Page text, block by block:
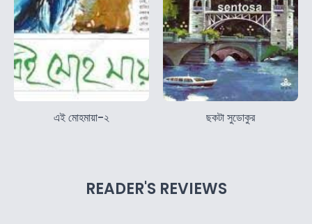
এই মোহমায়া-২ ছকটা সুডোকুর
READER'S REVIEWS